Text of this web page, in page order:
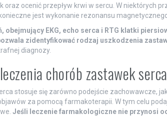
oraz ocenić przepływ krwi w sercu. W niektórych
jest wykonanie rezonansu
obejmujący EKG, echo serca i RTG klatki
zidentyfikować rodzaj uszkodzenia
diagnozy.
chorób zastawek
stosuje się zarówno podejście zachowawcze,
za pomocą farmakoterapii. W tym celu
Jeśli leczenie farmakologiczne nie przynosi